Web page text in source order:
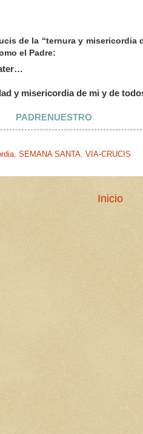
de la “ternura y misericordia
el Padre:
de mi y de todos
PADRENUESTRO
, SEMANA SANTA, VIA-CRUCIS
Inicio